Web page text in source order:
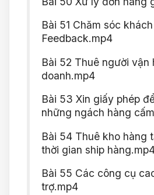
Bài 51 Chăm sóc
Feedback.mp4
Bài 52 Thuê người vận
doanh.mp4
Bài 53 Xin giấy phép
những ngách hàng
Bài 54 Thuê kho hàng
thời gian ship
Bài 55 Các công cụ
trợ.mp4